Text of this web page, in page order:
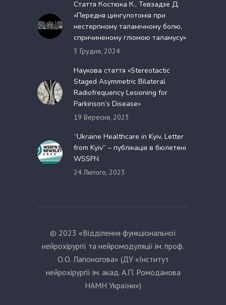
Стаття Костюка К., Тевзадзе Д.
«Передня цингулотомія при
нестерпному таламічному болю,
спричиненому гліомою таламусу»
3 Грудня, 2024
Наукова стаття «Stereotactic
Staged Asymmetric Bilateral
Radiofrequency Lesioning for
Parkinson’s Disease»
19 Вересня, 2023
“Ukraine Healthcare in Kyiv, Letter
from Kyiv” – публікація в бюлетені
WSSFN
24 Лютого, 2023
© 2023 «Відділення функціональної
нейрохірургії та нейромодуляції ім. проф.
О.О. Лапоногова» (ДУ «Інститут
нейрохірургії ім. акад. А.П. Ромоданова
НАМН України»)